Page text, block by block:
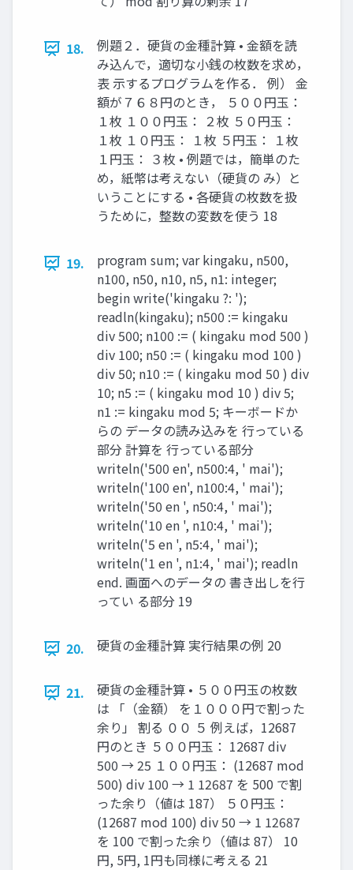
18.
例題２．硬貨の金種計算 • 金額を読
み込んで，適切な小銭の枚数を求め，
表 示するプログラムを作る． 例） 金
額が７６８円のとき， ５００円玉：
１枚 １００円玉： ２枚 ５０円玉：
１枚 １０円玉： １枚 ５円玉： １枚
１円玉： ３枚 • 例題では，簡単のた
め，紙幣は考えない（硬貨の み）と
いうことにする • 各硬貨の枚数を扱
うために，整数の変数を使う 18
19.
program sum; var kingaku, n500,
n100, n50, n10, n5, n1: integer;
begin write('kingaku ?: ');
readln(kingaku); n500 := kingaku
div 500; n100 := ( kingaku mod 500 )
div 100; n50 := ( kingaku mod 100 )
div 50; n10 := ( kingaku mod 50 ) div
10; n5 := ( kingaku mod 10 ) div 5;
n1 := kingaku mod 5; キーボードか
らの データの読み込みを 行っている
部分 計算を 行っている部分
writeln('500 en', n500:4, ' mai');
writeln('100 en', n100:4, ' mai');
writeln('50 en ', n50:4, ' mai');
writeln('10 en ', n10:4, ' mai');
writeln('5 en ', n5:4, ' mai');
writeln('1 en ', n1:4, ' mai'); readln
end. 画面へのデータの 書き出しを行
ってい る部分 19
20. 硬貨の金種計算 実行結果の例 20
21.
硬貨の金種計算 • ５００円玉の枚数
は 「（金額） を１０００円で割った
余り」 割る ００ ５ 例えば，12687
円のとき ５００円玉： 12687 div
500 → 25 １００円玉： (12687 mod
500) div 100 → 1 12687 を 500 で割
った余り（値は 187） ５０円玉：
(12687 mod 100) div 50 → 1 12687
を 100 で割った余り（値は 87） 10
円, 5円, 1円も同様に考える 21